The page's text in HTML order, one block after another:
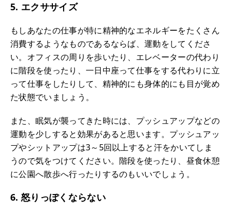
5. エクササイズ
もしあなたの仕事が特に精神的なエネルギーをたくさん
消費するようなものであるならば、運動をしてくださ
い。オフィスの周りを歩いたり、エレベーターの代わり
に階段を使ったり、一日中座って仕事をする代わりに立
って仕事をしたりして、精神的にも身体的にも目が覚め
た状態でいましょう。
また、眠気が襲ってきた時には、プッシュアップなどの
運動を少しすると効果があると思います。プッシュアッ
プやシットアップは3～5回以上すると汗をかいてしま
うので気をつけてください。階段を使ったり、昼食休憩
に公園へ散歩へ行ったりするのもいいでしょう。
6. 怒りっぽくならない